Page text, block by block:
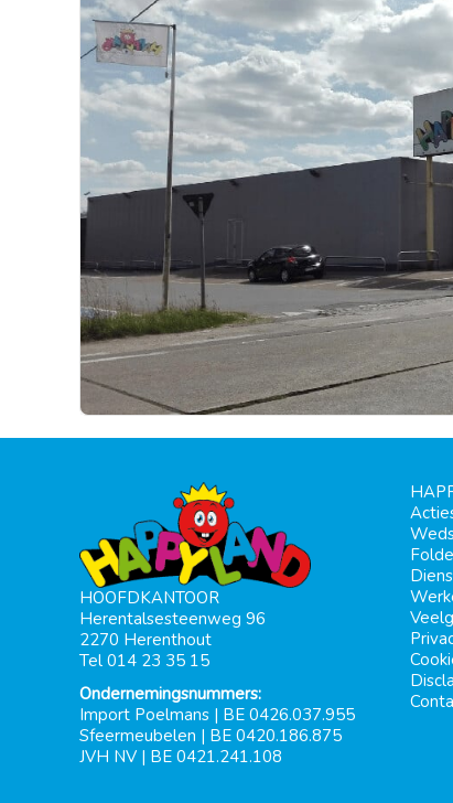
HOOFDKANTOOR
Herentalsesteenweg 96
2270 Herenthout
Tel 014 23 35 15
Ondernemingsnummers:
Import Poelmans | BE 0426.037.955
Sfeermeubelen | BE 0420.186.875
JVH NV | BE 0421.241.108